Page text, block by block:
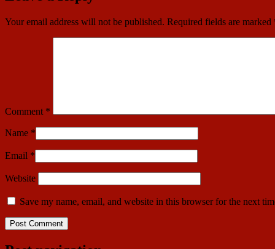
Your email address will not be published. Required fields are marked
Comment *
Name *
Email *
Website
Save my name, email, and website in this browser for the next